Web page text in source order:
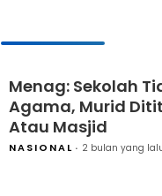
Menag: Sekolah
Agama, Murid
Atau Masjid
NASIONAL 2 bulan yang